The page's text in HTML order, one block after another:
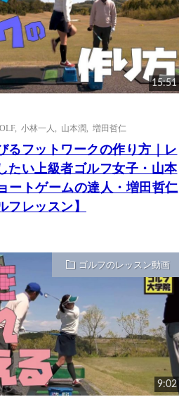
15:51
, 小林一人 山本潤 増田哲仁
るフットワークの作り方｜レ
たい上級者ゴルフ女子・山本
ートゲームの達人・増田哲仁
フレッスン】
ゴルフのレッスン動画
9:02